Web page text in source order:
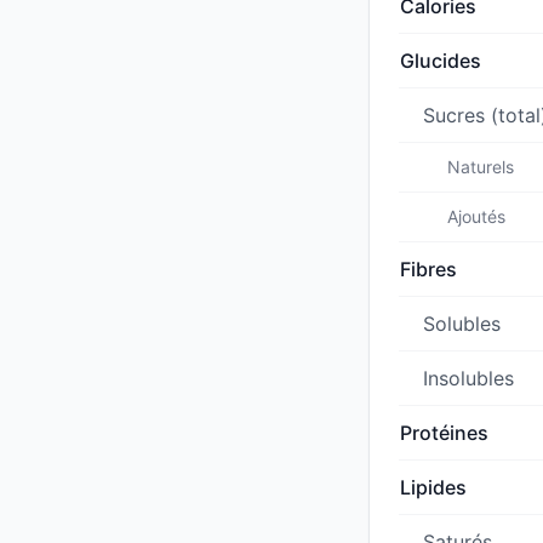
Calories
Glucides
Sucres
Naturels
Ajoutés
Fibres
Solubles
Insolubles
Protéines
Lipides